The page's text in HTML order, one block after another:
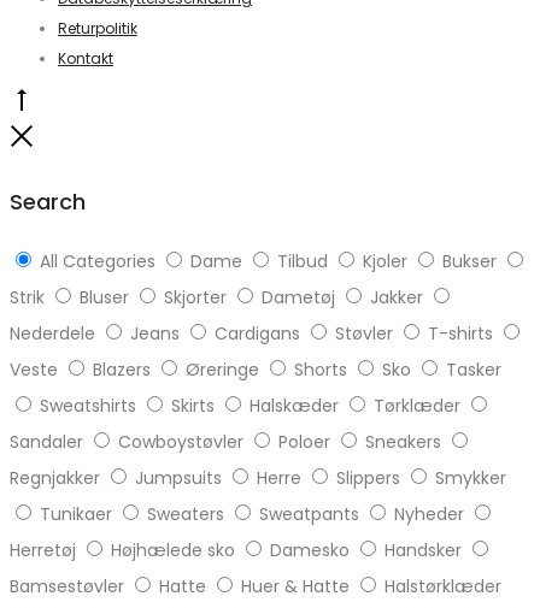
Returpolitik
Kontakt
Search
All Categories Dame Tilbud Kjoler
Bukser
Strik
Bluser Skjorter Dametøj
Jakker
Nederdele
Jeans Cardigans Støvler
T-shirts
Veste
Blazers Øreringe Shorts Sko
Tasker
Sweatshirts
Skirts Halskæder
Tørklæder
Sandaler
Cowboystøvler Poloer
Sneakers
Regnjakker
Jumpsuits Herre Slippers
Smykker
Tunikaer
Sweaters Sweatpants
Nyheder
Herretøj
Højhælede sko Damesko
Handsker
Bamsestøvler
Hatte Huer & Hatte
Halstørklæder